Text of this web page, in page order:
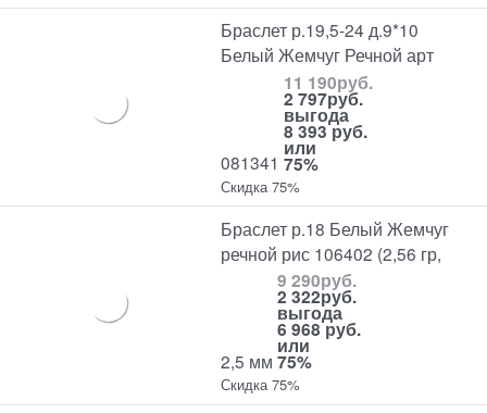
Браслет р.19,5-24 д.9*10
Белый Жемчуг Речной арт
081341
11 190руб.
2 797руб.
выгода
8 393 руб.
или
75%
Скидка 75%
Браслет р.18 Белый Жемчуг
речной рис 106402 (2,56 гр,
2,5 мм
9 290руб.
2 322руб.
выгода
6 968 руб.
или
75%
Скидка 75%